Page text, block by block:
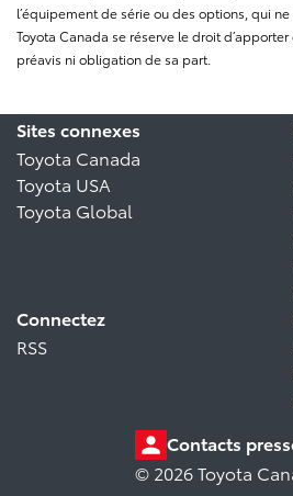
l’équipement de série ou des options, qui
Toyota Canada se réserve le droit
préavis ni obligation de sa part.
Sites connexes
Toyota Canada
Toyota USA
Toyota Global
Connectez
RSS
Contacts
© 2026 Toyota